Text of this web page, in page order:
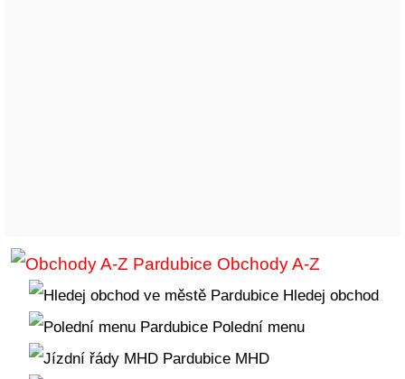
Obchody A-Z
Hledej obchod
Polední menu
MHD